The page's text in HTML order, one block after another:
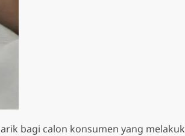
bagi calon konsumen yang